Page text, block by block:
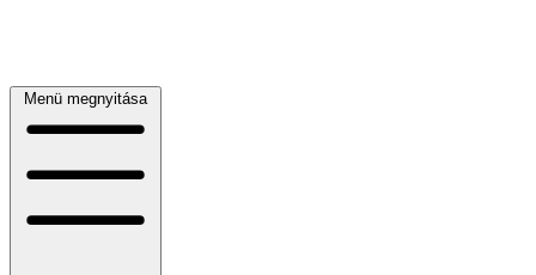
Menü megnyitása